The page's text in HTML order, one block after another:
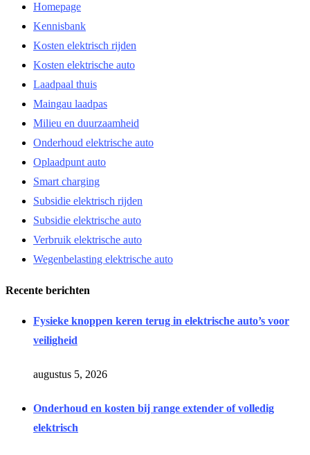
Homepage
Kennisbank
Kosten elektrisch rijden
Kosten elektrische auto
Laadpaal thuis
Maingau laadpas
Milieu en duurzaamheid
Onderhoud elektrische auto
Oplaadpunt auto
Smart charging
Subsidie elektrisch rijden
Subsidie elektrische auto
Verbruik elektrische auto
Wegenbelasting elektrische auto
Recente berichten
Fysieke knoppen keren terug in elektrische auto’s voor
veiligheid
augustus 5, 2026
Onderhoud en kosten bij range extender of volledig
elektrisch